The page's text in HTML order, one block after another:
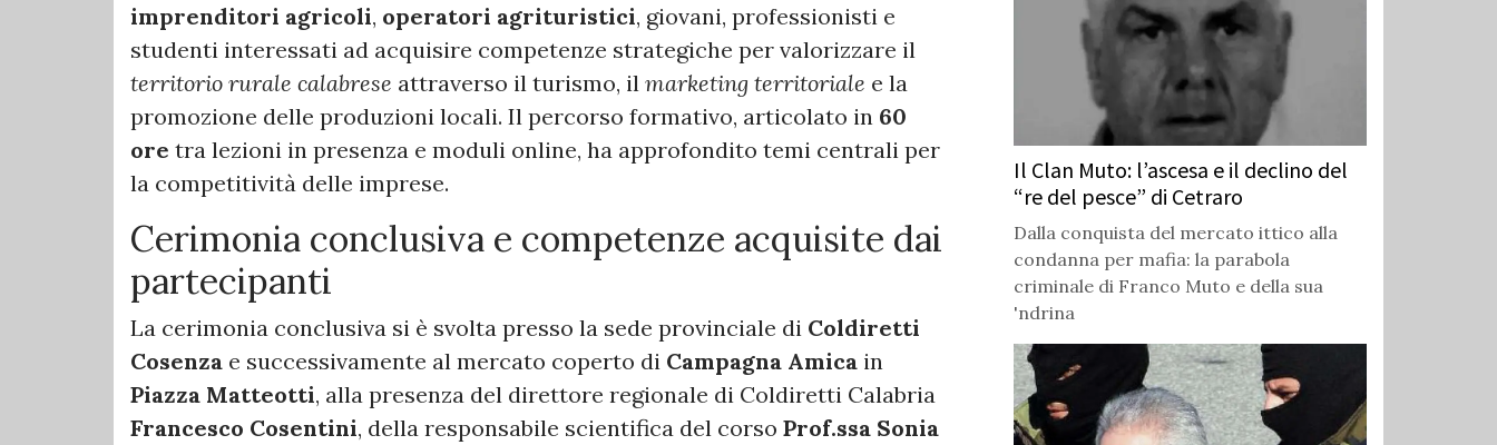
imprenditori agricoli, operatori agrituristici, giovani, professionisti e
studenti interessati ad acquisire competenze strategiche per valorizzare il
territorio rurale calabrese attraverso il turismo, il marketing territoriale e la
promozione delle produzioni locali. Il percorso formativo, articolato in 60
ore tra lezioni in presenza e moduli online, ha approfondito temi centrali per
la competitività delle imprese.
Cerimonia conclusiva e competenze acquisite dai
partecipanti
La cerimonia conclusiva si è svolta presso la sede provinciale di Coldiretti
Cosenza e successivamente al mercato coperto di Campagna Amica in
Piazza Matteotti, alla presenza del direttore regionale di Coldiretti Calabria
Francesco Cosentini, della responsabile scientifica del corso Prof.ssa Sonia
Il Clan Muto: l’ascesa e il declino del
“re del pesce” di Cetraro
Dalla conquista del mercato ittico alla
condanna per mafia: la parabola
criminale di Franco Muto e della sua
'ndrina